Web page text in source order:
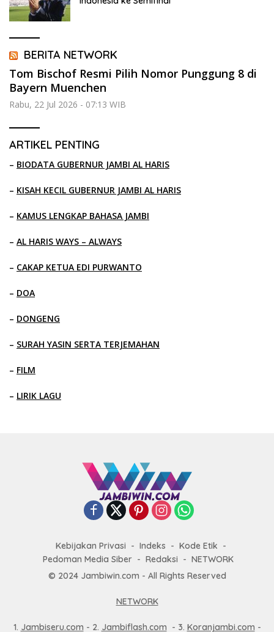
BERITA NETWORK
Tom Bischof Resmi Pilih Nomor Punggung 8 di
Bayern Muenchen
Rabu, 22 Jul 2026 - 07:13 WIB
ARTIKEL PENTING
– BIODATA GUBERNUR JAMBI AL HARIS
– KISAH KECIL GUBERNUR JAMBI AL HARIS
– KAMUS LENGKAP BAHASA JAMBI
– AL HARIS WAYS – ALWAYS
– CAKAP KETUA EDI PURWANTO
– DOA
– DONGENG
– SURAH YASIN SERTA TERJEMAHAN
– FILM
– LIRIK LAGU
Kebijakan Privasi Indeks
Kode Etik
Pedoman Media Siber
Redaksi
NETWORK
© 2024 Jambiwin.com - All Rights Reserved
NETWORK
1. Jambiseru.com - 2. Jambiflash.com - 3. Koranjambi.com -